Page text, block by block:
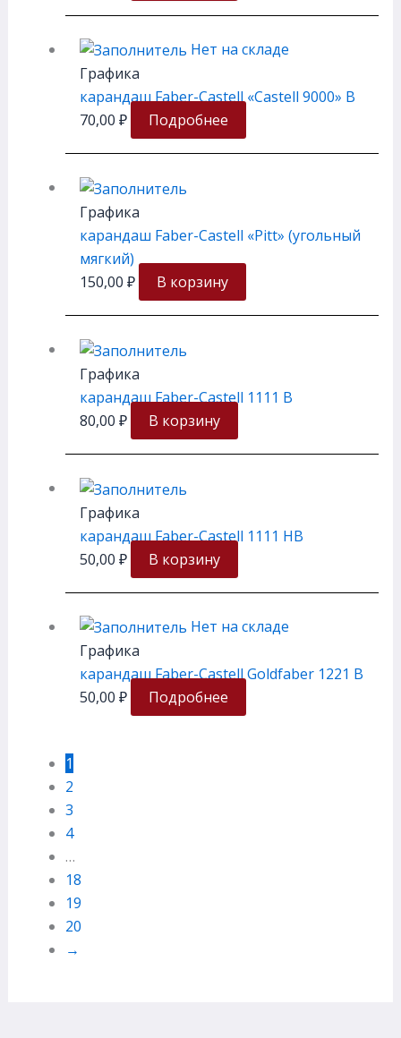
Нет на складе
Графика
карандаш Faber-Castell «Castell 9000» B
70,00 ₽ Подробнее
Графика
карандаш Faber-Castell «Pitt» (угольный
мягкий)
150,00 ₽ В корзину
Графика
карандаш Faber-Castell 1111 B
80,00 ₽ В корзину
Графика
карандаш Faber-Castell 1111 HB
50,00 ₽ В корзину
Нет на складе
Графика
карандаш Faber-Castell Goldfaber 1221 B
50,00 ₽ Подробнее
1
2
3
4
…
18
19
20
→